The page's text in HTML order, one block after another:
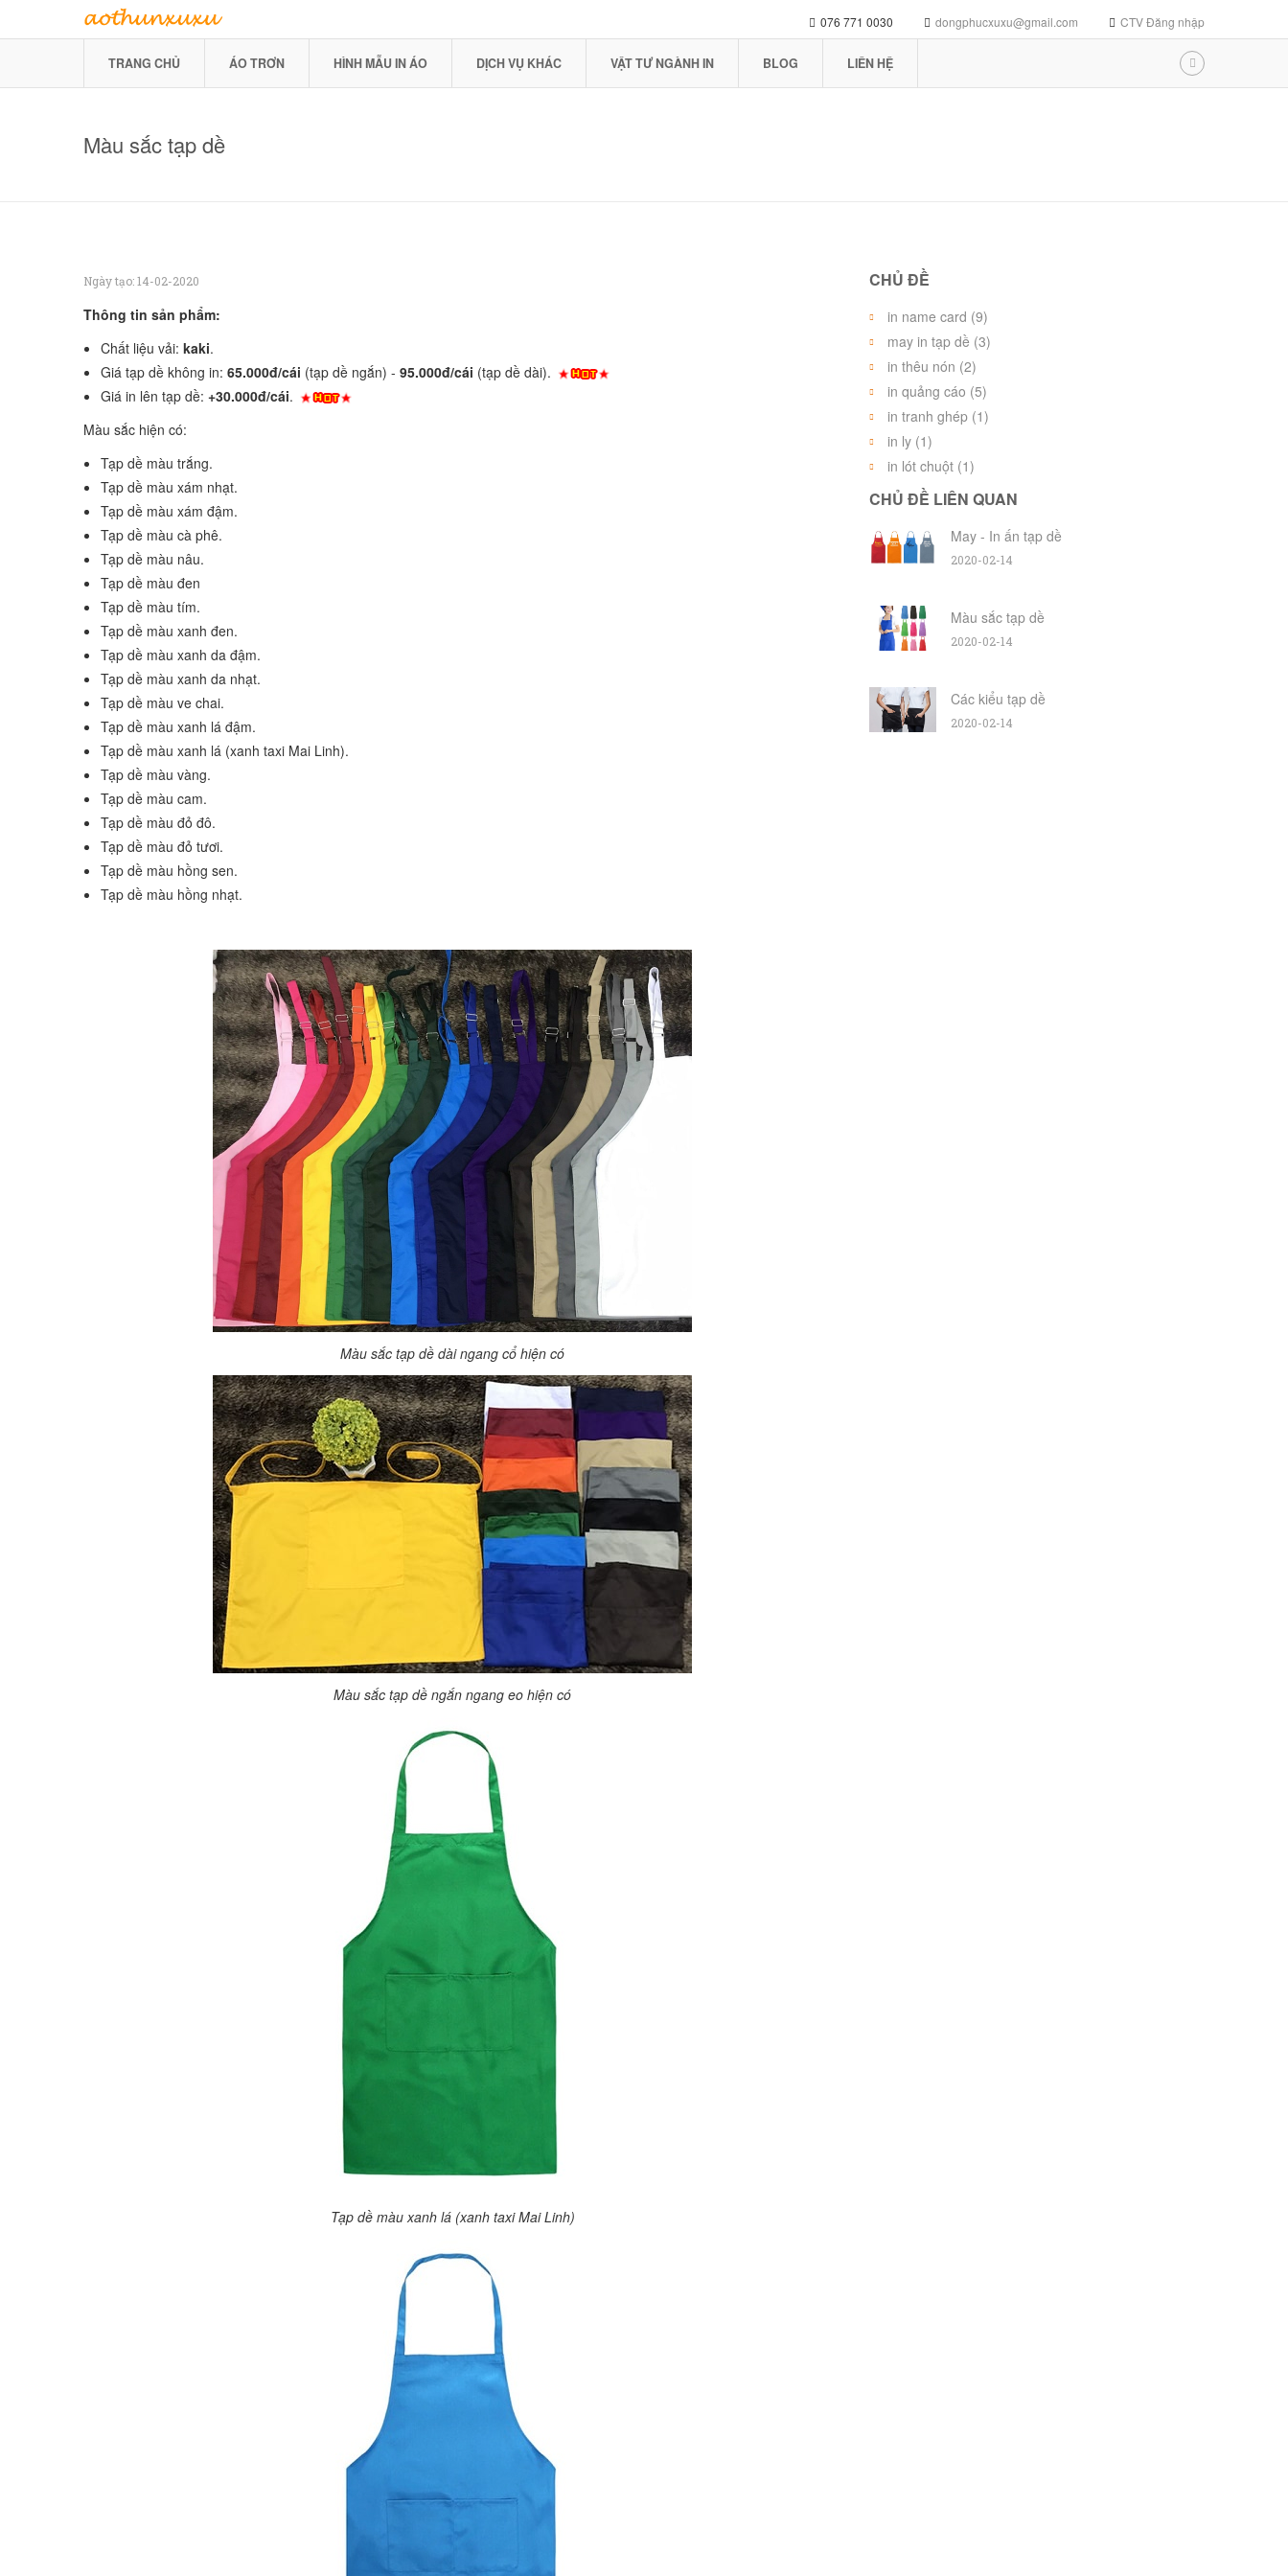
076 771 0030 dongphucxuxu@gmail.com CTV Đăng nhập
TRANG CHỦ ÁO TRƠN HÌNH MẪU IN ÁO DỊCH VỤ KHÁC VẬT TƯ NGÀNH IN BLOG LIÊN HỆ
Màu sắc tạp dề
Ngày tạo: 14-02-2020
Thông tin sản phẩm:
Chất liệu vải: kaki.
Giá tạp dề không in: 65.000đ/cái (tạp dề ngắn) - 95.000đ/cái (tạp dề dài).
Giá in lên tạp dề: +30.000đ/cái.
Màu sắc hiện có:
Tạp dề màu trắng.
Tạp dề màu xám nhạt.
Tạp dề màu xám đậm.
Tạp dề màu cà phê.
Tạp dề màu nâu.
Tạp dề màu đen
Tạp dề màu tím.
Tạp dề màu xanh đen.
Tạp dề màu xanh da đậm.
Tạp dề màu xanh da nhạt.
Tạp dề màu ve chai.
Tạp dề màu xanh lá đậm.
Tạp dề màu xanh lá (xanh taxi Mai Linh).
Tạp dề màu vàng.
Tạp dề màu cam.
Tạp dề màu đỏ đô.
Tạp dề màu đỏ tươi.
Tạp dề màu hồng sen.
Tạp dề màu hồng nhạt.
Màu sắc tạp dề dài ngang cổ hiện có
Màu sắc tạp dề ngắn ngang eo hiện có
Tạp dề màu xanh lá (xanh taxi Mai Linh)
CHỦ ĐỀ
in name card (9)
may in tạp dề (3)
in thêu nón (2)
in quảng cáo (5)
in tranh ghép (1)
in ly (1)
in lót chuột (1)
CHỦ ĐỀ LIÊN QUAN
May - In ấn tạp dề
2020-02-14
Màu sắc tạp dề
2020-02-14
Các kiểu tạp dề
2020-02-14